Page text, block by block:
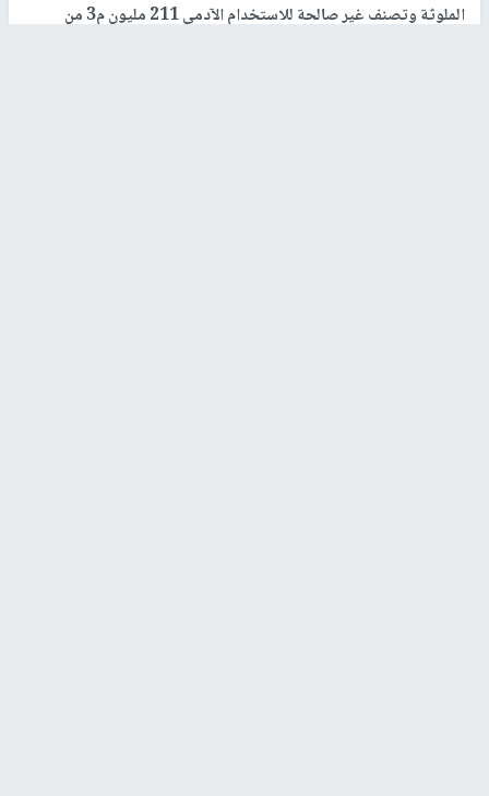
الملوثة وتصنف غير صالحة للاستخدام الآدمي 211 مليون م3 من